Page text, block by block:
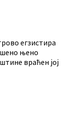
егзистира
њено
враћен јој